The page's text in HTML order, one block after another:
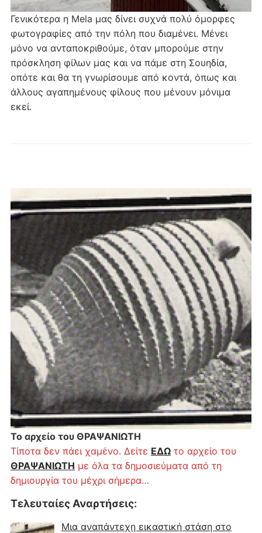
Το αρχείο του ΘΡΑΨΑΝΙΩΤΗ
Τίποτα δεν πάει χαμένο. Δείτε ΕΔΩτο αρχείο του
ΘΡΑΨΑΝΙΩΤΗ με όλα τα δημοσιεύματα από τη
δημιουργία του μέχρι σήμερα…
Τελευταίες Αναρτήσεις:
Μια αναπάντεχη εικαστική στάση στο
Γενικότερα η Mela μας δίνει συχνά πολύ όμορφες
φωτογραφίες από την πόλη που διαμένει. Μένει
μόνο να ανταποκριθούμε, όταν μπορούμε στην
πρόσκληση φίλων μας και να πάμε στη Σουηδία,
οπότε και θα τη γνωρίσουμε από κοντά, όπως και
άλλους αγαπημένους φίλους που μένουν μόνιμα
εκεί.